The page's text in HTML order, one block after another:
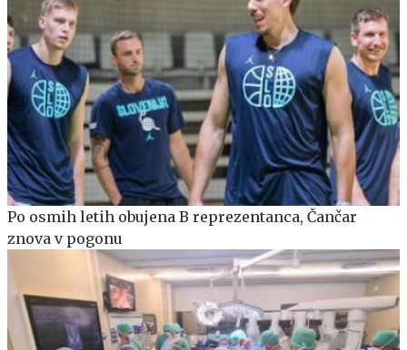
Po osmih letih obujena B reprezentanca, Čančar
znova v pogonu